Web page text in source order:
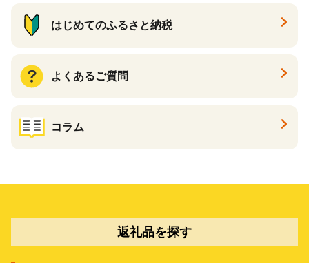
はじめてのふるさと納税
よくあるご質問
コラム
返礼品を探す